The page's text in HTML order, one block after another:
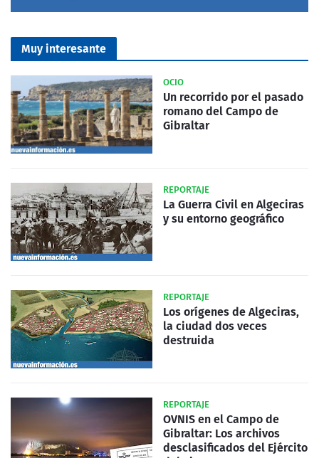
Muy interesante
OCIO
Un recorrido por el pasado
romano del Campo de
Gibraltar
REPORTAJE
La Guerra Civil en Algeciras
y su entorno geográfico
REPORTAJE
Los orígenes de Algeciras,
la ciudad dos veces
destruida
REPORTAJE
OVNIS en el Campo de
Gibraltar: Los archivos
desclasificados del Ejército